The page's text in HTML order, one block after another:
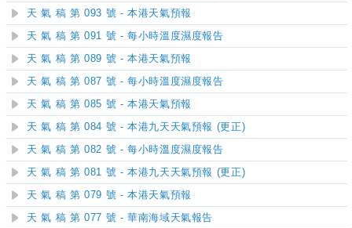
天 氣 稿 第 093 號 - 本港天氣預報
天 氣 稿 第 091 號 - 每小時溫度濕度報告
天 氣 稿 第 089 號 - 本港天氣預報
天 氣 稿 第 087 號 - 每小時溫度濕度報告
天 氣 稿 第 085 號 - 本港天氣預報
天 氣 稿 第 084 號 - 本港九天天氣預報 (更正)
天 氣 稿 第 082 號 - 每小時溫度濕度報告
天 氣 稿 第 081 號 - 本港九天天氣預報 (更正)
天 氣 稿 第 079 號 - 本港天氣預報
天 氣 稿 第 077 號 - 華南海域天氣報告